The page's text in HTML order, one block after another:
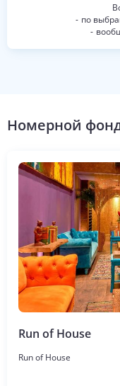
по
Номерной
Run of House
Run of House